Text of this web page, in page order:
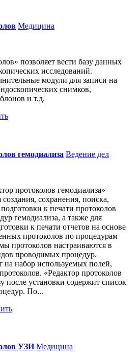
Медицина
позволяет вести базу данных
исследований.
модули для записи на
снимков,
и т.д.
гемодиализа Ведение дел
протоколов гемодиализа»
создания, сохранения, поиска,
к печати протоколов
гемодиализа, а также для
к печати отчетов на основе
протоколов по процедурам
протоколов настраиваются в
проводимых процедур.
на набор используемых полей,
«Редактор протоколов
после установки содержит список
По...
УЗИ Медицина